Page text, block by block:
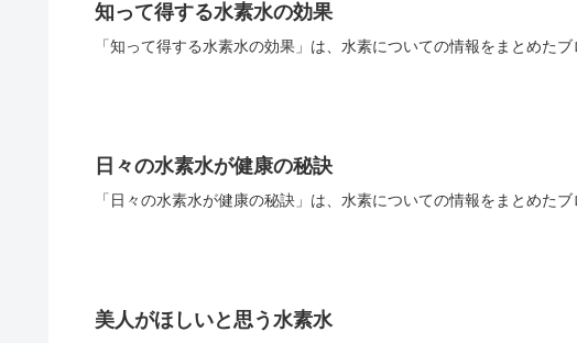
知って得する水素水の効果
「知って得する水素水の効果」は、水素についての情報をまとめた
日々の水素水が健康の秘訣
「日々の水素水が健康の秘訣」は、水素についての情報をまとめた
美人がほしいと思う水素水